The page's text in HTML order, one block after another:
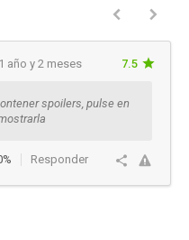
año y 2 meses 7.5
spoilers, pulse en
Responder